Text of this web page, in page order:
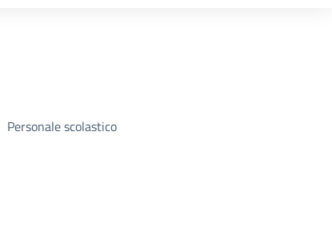
Personale scolastico